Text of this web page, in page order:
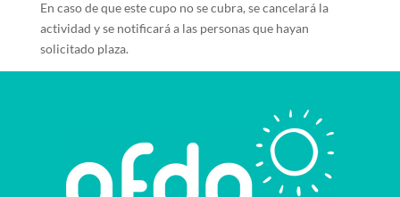
En caso de que este cupo no se cubra, se cancelará la
actividad y se notificará a las personas que hayan
solicitado plaza.